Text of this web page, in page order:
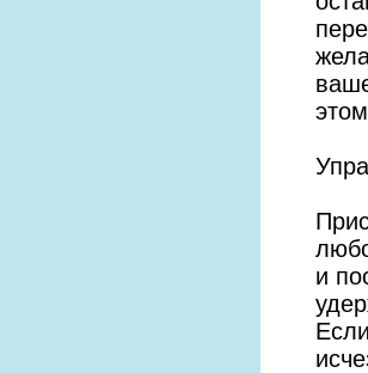
и